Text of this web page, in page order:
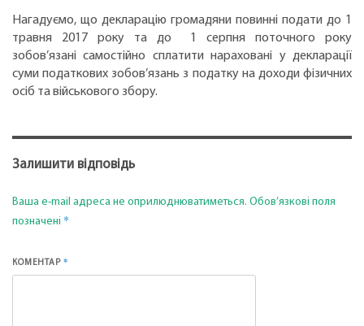
Нагадуємо, що декларацію громадяни повинні подати до 1
травня 2017 року та до 1 серпня поточного року
зобов’язані самостійно сплатити нараховані у декларації
суми податкових зобов’язань з податку на доходи фізичних
осіб та військового збору.
Залишити відповідь
Ваша e-mail адреса не оприлюднюватиметься. Обов’язкові поля
позначені *
КОМЕНТАР *